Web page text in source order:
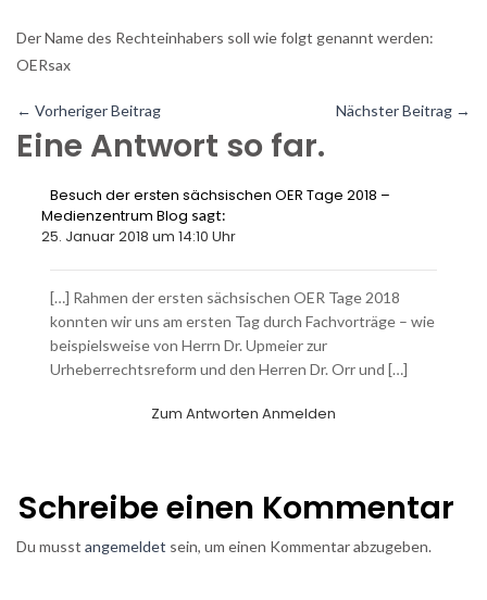
Der Name des Rechteinhabers soll wie folgt genannt werden:
OERsax
← Vorheriger Beitrag Nächster Beitrag →
Eine Antwort so far.
Besuch der ersten sächsischen OER Tage 2018 –
Medienzentrum Blog sagt:
25. Januar 2018 um 14:10 Uhr
[…] Rahmen der ersten sächsischen OER Tage 2018
konnten wir uns am ersten Tag durch Fachvorträge – wie
beispielsweise von Herrn Dr. Upmeier zur
Urheberrechtsreform und den Herren Dr. Orr und […]
Zum Antworten Anmelden
Schreibe einen Kommentar
Du musst angemeldet sein, um einen Kommentar abzugeben.